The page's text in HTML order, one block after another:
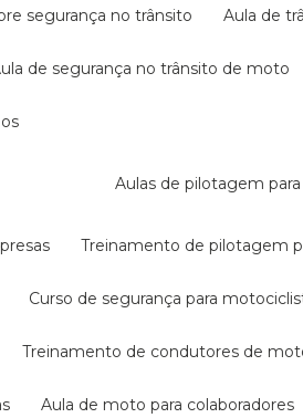
segurança no trânsito aula de
aula de segurança no trânsito de moto
aulas de pilotagem
treinamento de pilotagem
curso de segurança para
treinamento de condutores de
aula de moto para colaboradores